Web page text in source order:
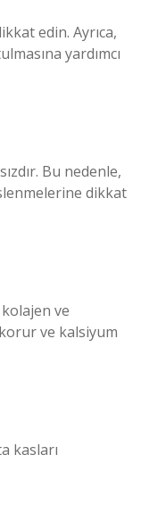
edin. Ayrıca,
yardımcı
Bu nedenle,
dikkat
ve
ve kalsiyum
kasları